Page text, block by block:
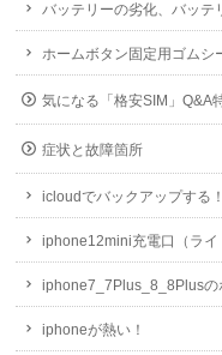
バッテリーの劣化、バッテ
ホームボタン固定用ゴムシ
気になる「格安SIM」Q&A
症状と故障箇所
icloudでバックアップする！
iphone12mini充電口（ラ
iphone7_7Plus_8_8Plusの
iphoneが熱い！